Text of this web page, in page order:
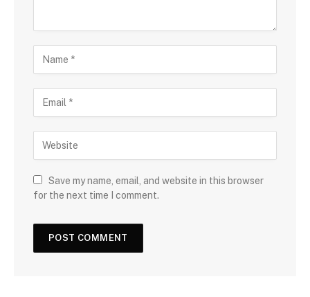
Save my name, email, and website in this browser
for the next time I comment.